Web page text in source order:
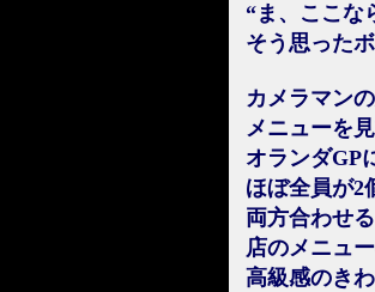
“ま、ここ
そう思った
カメラマン
メニューを
オランダGP
ほぼ全員が2
両方合わせ
店のメニュ
高級感のき